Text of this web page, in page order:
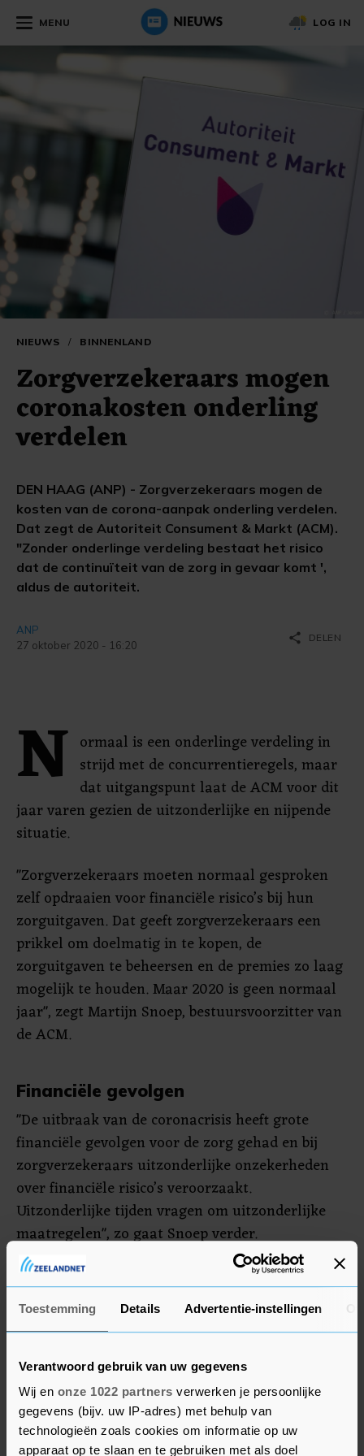
Toestemming Details Advertentie-instellingen
Verantwoord gebruik van uw gegevens
Wij en onze 1022 partners verwerken je persoonlijke
gegevens (bijv. uw IP-adres) met behulp van
technologieën zoals cookies om informatie op uw
apparaat op te slaan en te gebruiken met als doel
MENU LOG IN
NIEUWS / BINNENLAND
Zorgverzekeraars mogen
coronakosten onderling
verdelen
DEN HAAG (ANP) - Zorgverzekeraars mogen de
kosten van de corona-aanpak onderling verdelen.
Dat zegt de Autoriteit Consument & Markt (ACM).
"Zonder onderlinge verdeling bestaat het risico
dat de continuïteit van de zorg in gevaar komt ',
aldus de autoriteit.
ANP
27 oktober 2020 - 16:20
share DELEN
N ormaal is een onderlinge verdeling in
strijd met de concurrentieregels, maar
dat uitgangspunt laat de ACM voor dit
jaar varen gezien de uitzonderlijke en nijpende
situatie.
"Zorgverzekeraars moeten normaal gesproken
zelf opdraaien voor financiële risico’s bij hun
zorguitgaven. Dat geeft zorgverzekeraars een
prikkel om doelmatig in te kopen, de
zorguitgaven te beheersen en de premies zo laag
mogelijk te houden. Maar 2020 is geen normaal
jaar", zegt Martijn Snoep, bestuursvoorzitter van
de ACM.
Financiële gevolgen
"De uitbraak van de coronacrisis heeft grote
financiële gevolgen voor de zorg gehad en bij
zorgverzekeraars uitzonderlijke onzekerheden
over financiële risico’s veroorzaakt.
Uitzonderlijke tijden vragen om uitzonderlijke
maatregelen", zo gaat Snoep verder.
De zorgverzekeraars garandeerden al in een
vroeg stadium van de coronacrisis financiële
steun aan zorgaanbieders voor het wegvallen
afspraken gemaakt over de vergoeding van extra
kosten voor bijvoorbeeld aparte afdelingen voor
coronazorg, het opschalen van ic-capaciteit en
beschermingsmiddelen.